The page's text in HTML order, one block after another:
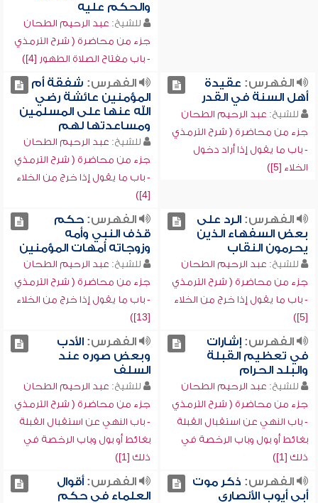
والحكم عليه
للشيخ: عبد الرحيم الطحان
جزء من محاضرة ( شرح الترمذي
- باب مفتاح الصلاة الطهور [4])
الفهرس: عقيدة
أهل السنة في القدر
للشيخ: عبد الرحيم الطحان
جزء من محاضرة ( شرح الترمذي
- باب ما يقول إذا أراد دخول
الخلاء [5])
الفهرس: شفقة أم
المؤمنين عائشة رضي
الله عنها على المسلمين
ومساعدتها لهم
للشيخ: عبد الرحيم الطحان
جزء من محاضرة ( شرح الترمذي
- باب ما يقول إذا خرج من الخلاء
[4])
الفهرس:الرد على
بعض السفهاء الذين
يحرمون النقاب
للشيخ: عبد الرحيم الطحان
جزء من محاضرة ( شرح الترمذي
- باب ما يقول إذا خرج من الخلاء
[5])
الفهرس:حكم
قذف النبي وأمه
وزوجاته أمهات المؤمنين
للشيخ: عبد الرحيم الطحان
جزء من محاضرة ( شرح الترمذي
- باب ما يقول إذا خرج من الخلاء
[13])
الفهرس:إشارات
في تعظيم القبلة
والبلد الحرام
للشيخ: عبد الرحيم الطحان
جزء من محاضرة ( شرح الترمذي
- باب النهي عن استقبال القبلة
بغائط أو بول وباب الرخصة في
ذلك [1])
الفهرس:الأدب
وبعض صوره عند
السلف
للشيخ: عبد الرحيم الطحان
جزء من محاضرة ( شرح الترمذي
- باب النهي عن استقبال القبلة
بغائط أو بول وباب الرخصة في
ذلك [1])
الفهرس: ذكر موت
أبي أيوب الأنصاري
الفهرس:أقوال
العلماء في حكم